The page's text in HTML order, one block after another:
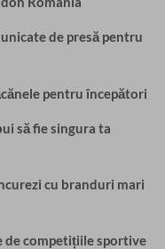
de presă pentru
pentru începători
să fie singura ta
cu branduri mari
de competițiile sportive